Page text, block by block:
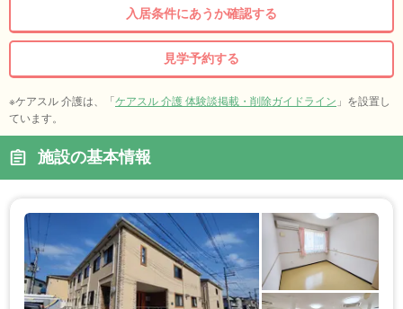
入居条件にあうか確認する
見学予約する
※ケアスル 介護は、「ケアスル 介護 体験談掲載・削除ガイドライン 」を設置し
ています。
施設の基本情報